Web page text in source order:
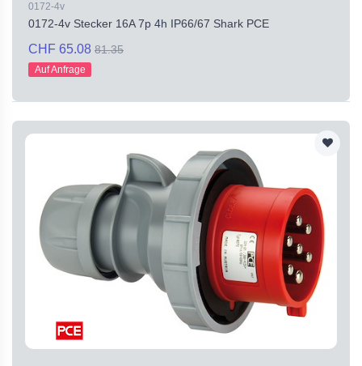
0172-4v
0172-4v Stecker 16A 7p 4h IP66/67 Shark PCE
CHF 65.08 81.35
Auf Anfrage